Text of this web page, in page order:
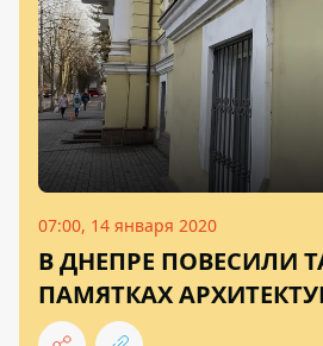
07:00, 14 января 2020
В ДНЕПРЕ ПОВЕСИЛИ
ПАМЯТКАХ